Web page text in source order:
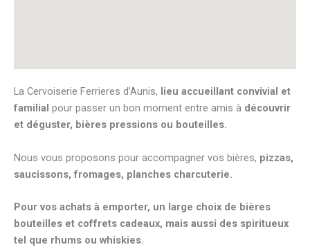
La Cervoiserie Ferrieres d’Aunis, lieu accueillant convivial et
familial pour passer un bon moment entre amis à découvrir
et déguster, bières pressions ou bouteilles.
Nous vous proposons pour accompagner vos bières, pizzas,
saucissons, fromages, planches charcuterie.
Pour vos achats à emporter, un large choix de bières
bouteilles et coffrets cadeaux, mais aussi des spiritueux
tel que rhums ou whiskies.